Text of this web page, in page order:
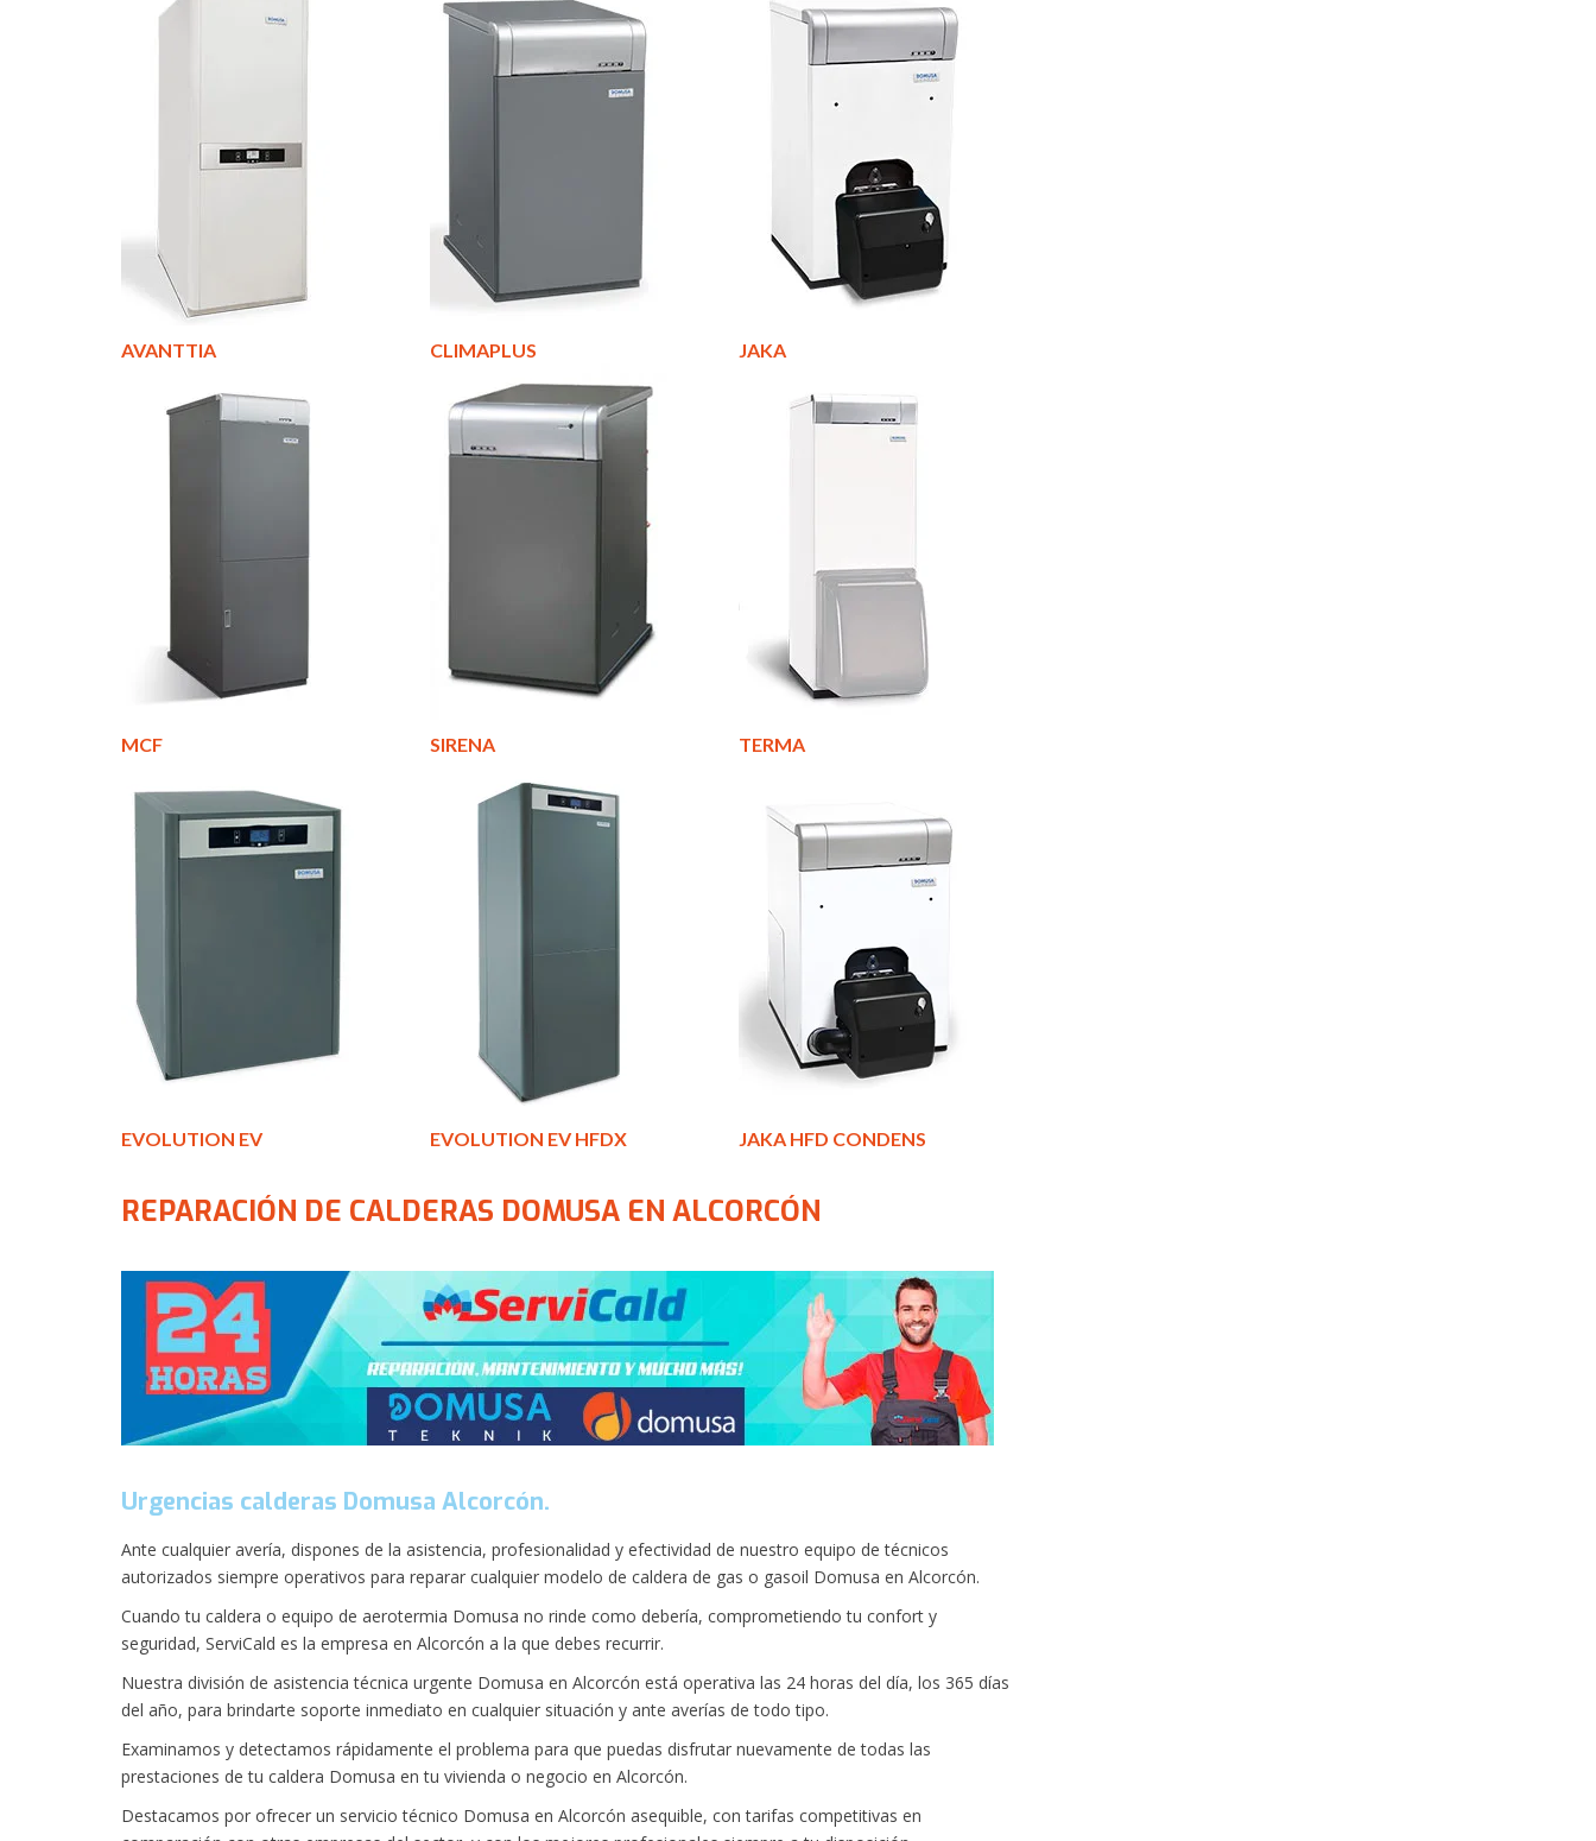
AVANTTIA CLIMAPLUS JAKA
MCF SIRENA TERMA
EVOLUTION EV EVOLUTION EV HFDX JAKA HFD CONDENS
REPARACIÓN DE CALDERAS DOMUSA EN ALCORCÓN
Urgencias calderas Domusa Alcorcón.
Ante cualquier avería, dispones de la asistencia, profesionalidad y efectividad de nuestro equipo de técnicos
autorizados siempre operativos para reparar cualquier modelo de caldera de gas o gasoil Domusa en Alcorcón.
Cuando tu caldera o equipo de aerotermia Domusa no rinde como debería, comprometiendo tu confort y
seguridad, ServiCald es la empresa en Alcorcón a la que debes recurrir.
Nuestra división de asistencia técnica urgente Domusa en Alcorcón está operativa las 24 horas del día, los 365 días
del año, para brindarte soporte inmediato en cualquier situación y ante averías de todo tipo.
Examinamos y detectamos rápidamente el problema para que puedas disfrutar nuevamente de todas las
prestaciones de tu caldera Domusa en tu vivienda o negocio en Alcorcón.
Destacamos por ofrecer un servicio técnico Domusa en Alcorcón asequible, con tarifas competitivas en